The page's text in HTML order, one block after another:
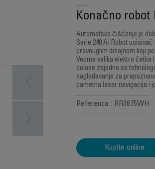
Konačno
Automatsko čišćenje je
Serie 240 AI Robot
pravouglim dizajnom koji
Veoma velika elektro četka
dolaze zajedno sa
sagledavanje za
pametna laser navigacija i
Referenca : RR9675WH
Kupite online